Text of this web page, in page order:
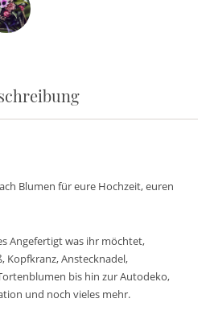
Blumen für eure Hochzeit, euren
Angefertigt was ihr möchtet,
Kopfkranz, Anstecknadel,
bis hin zur Autodeko,
und noch vieles mehr.